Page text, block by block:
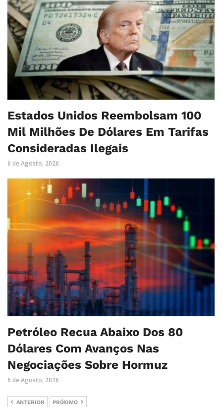
Estados Unidos Reembolsam 100
Mil Milhões De Dólares Em Tarifas
Consideradas Ilegais
6 de Agosto, 2026
Petróleo Recua Abaixo Dos 80
Dólares Com Avanços Nas
Negociações Sobre Hormuz
6 de Agosto, 2026
ANTERIOR PRÓXIMO